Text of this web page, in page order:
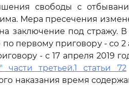
свободы с
Мера пресечения
заключение под стражу. В
первому приговору - со 2
- с 17 апреля 2019
части третьей.1 статьи 72
наказания время